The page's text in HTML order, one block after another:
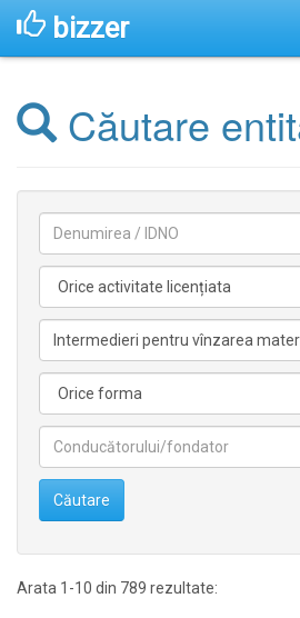
bizzer
Căutare
licentiata
nelicentiata
Căutare
Arata 1-10 din 789 rezultate: